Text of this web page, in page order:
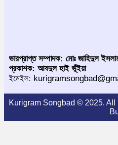
ভারপ্রাপ্ত সম্পাদক: মোঃ জাহিদুল
প্রকাশক: আবদুল হাই ভূঁইয়া
ইমেইল:
Kurigram Songbad © 2025. All